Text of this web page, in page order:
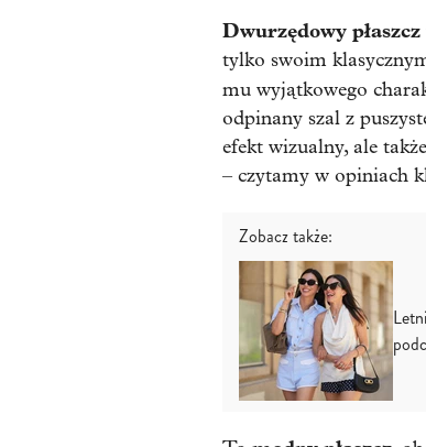
Dwurzędowy płaszcz
tylko swoim
mu wyjątkowego
odpinany szal z
efekt wizualny, ale
– czytamy w opiniach
Zobacz także: